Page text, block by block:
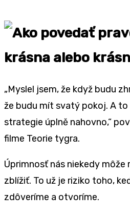
krásna alebo
„Myslel jsem, že když budu
že budu mít svatý pokoj. A
strategie úplně nahovno,“
filme Teorie tygra.
Úprimnosť nás niekedy môže
zblížiť. To už je riziko toho,
zdôveríme a otvoríme.